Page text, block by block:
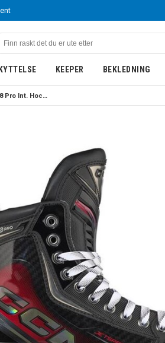
KEEPER BEKLEDNING
Ccm JetSpeed FT8 Pro Int. Hockeyskøyte